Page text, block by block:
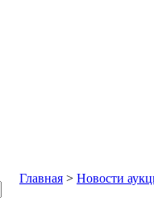
Главная > Новости